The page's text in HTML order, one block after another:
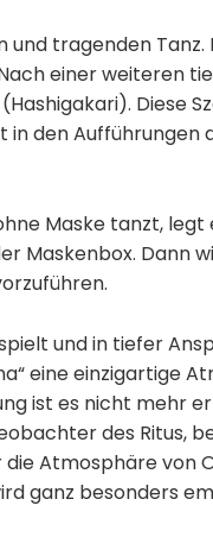
tragenden
einer weiteren
Diese
in den Aufführungen
Maske tanzt, legt
Maskenbox. Dann
und in tiefer
eine einzigartige
ist es nicht mehr
des Ritus,
Atmosphäre von
ganz besonders